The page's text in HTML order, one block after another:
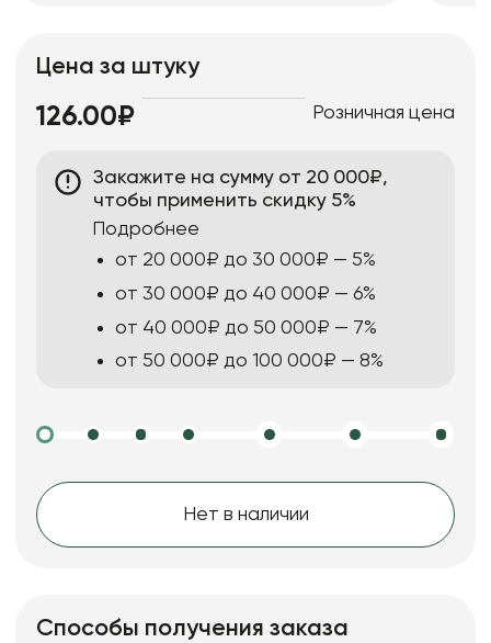
Цена за штуку
126.00₽ Розничная цена
Закажите на сумму от 20 000₽,
чтобы применить скидку 5%
Подробнее
от 20 000₽ до 30 000₽ — 5%
от 30 000₽ до 40 000₽ — 6%
от 40 000₽ до 50 000₽ — 7%
от 50 000₽ до 100 000₽ — 8%
Нет в наличии
Способы получения заказа